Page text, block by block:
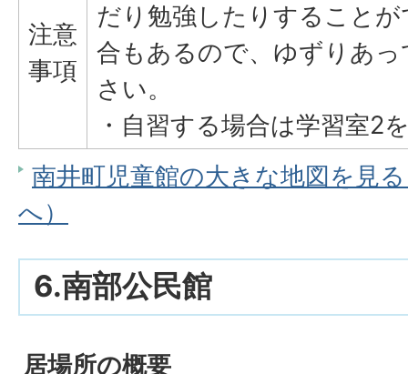
注意
事項
だり勉強したりすること
合もあるので、ゆずりあ
さい。
・自習する場合は学習室2
南井町児童館の大きな地図を見
へ）
6.南部公民館
居場所の概要